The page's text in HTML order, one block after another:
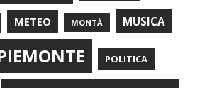
METEO MONTÀ MUSICA
POLITICA